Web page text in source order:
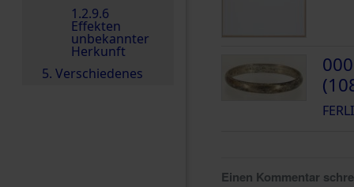
1.2.9.6
Effekten
unbekannter
Herkunft
5. Verschiedenes
Einen Kommentar